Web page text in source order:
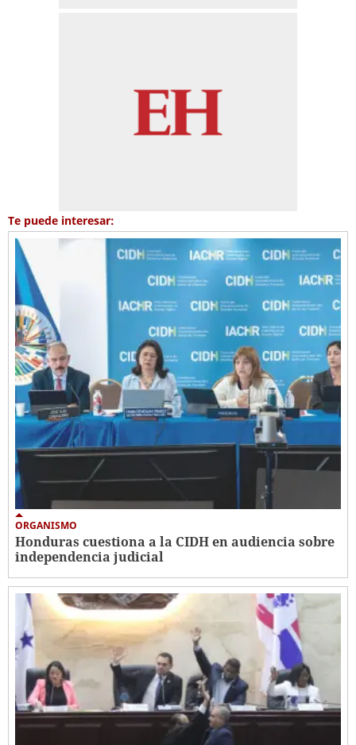
Te puede interesar:
ORGANISMO
Honduras cuestiona a la CIDH en audiencia sobre
independencia judicial